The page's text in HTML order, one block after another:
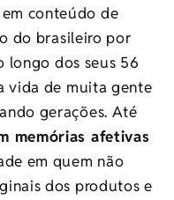
conteúdo de
do brasileiro por
longo dos seus 56
vida de muita gente
gerações. Até
memórias afetivas
em quem não
dos produtos e